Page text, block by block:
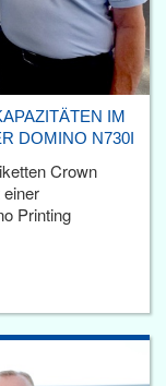
IM
DOMINO N730I
Crown
Printing